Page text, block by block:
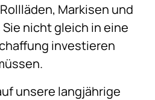
Rollläden, Markisen
Sie nicht gleich in
unsere